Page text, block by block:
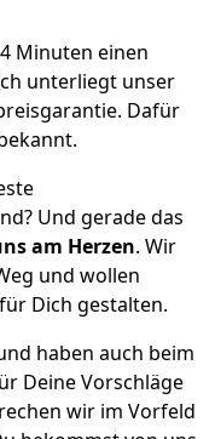
Minuten einen
unterliegt unser
Dafür
Und gerade das
am Herzen. Wir
und wollen
Dich gestalten.
haben auch beim
Deine Vorschläge
wir im Vorfeld